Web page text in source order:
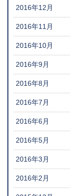
2016年12月
2016年11月
2016年10月
2016年9月
2016年8月
2016年7月
2016年6月
2016年5月
2016年3月
2016年2月